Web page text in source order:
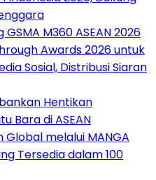
M360 ASEAN 2026
Awards 2026 untuk
Sosial, Distribusi Siaran
Hentikan
Bara di ASEAN
Global melalui MANGA
Tersedia dalam 100